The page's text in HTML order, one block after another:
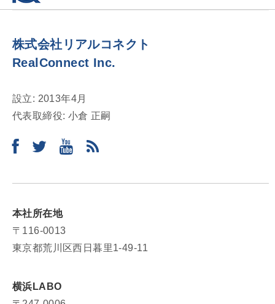
シ
ン株式会社リアルコネクト
RealConnect Inc.
設立: 2013年4月
代表取締役: 小倉 正嗣
本社所在地
〒116-0013
東京都荒川区西日暮里1-49-11
横浜LABO